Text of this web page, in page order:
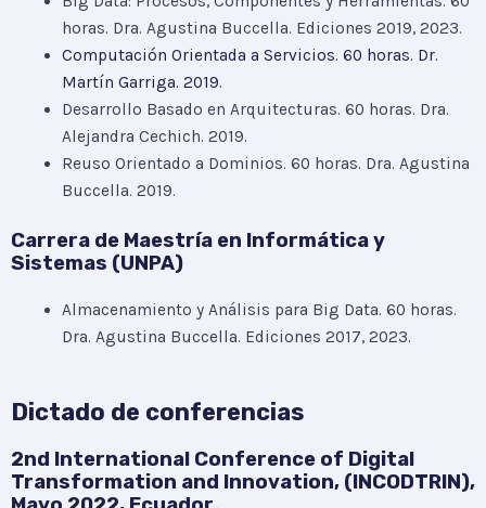
horas. Dra. Agustina Buccella. Ediciones 2019, 2023.
Computación Orientada a Servicios. 60 horas. Dr.
Martín Garriga. 2019.
Desarrollo Basado en Arquitecturas. 60 horas. Dra.
Alejandra Cechich. 2019.
Reuso Orientado a Dominios. 60 horas. Dra. Agustina
Buccella. 2019.
Carrera de Maestría en Informática y
Sistemas (UNPA)
Almacenamiento y Análisis para Big Data. 60 horas.
Dra. Agustina Buccella. Ediciones 2017, 2023.
Dictado de conferencias
2nd International Conference of Digital
Transformation and Innovation, (INCODTRIN),